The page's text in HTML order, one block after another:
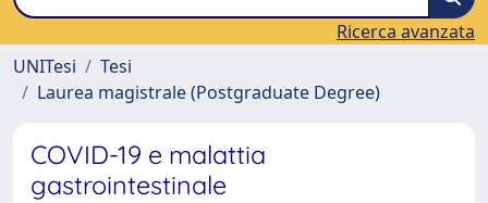
Ricerca avanzata
UNITesi
Tesi
Laurea magistrale (Postgraduate Degree)
COVID-19 e malattia
gastrointestinale